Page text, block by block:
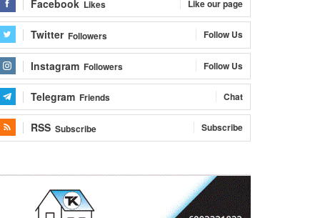
Facebook Likes Like our page
Twitter Followers Follow Us
Instagram Followers Follow Us
Telegram Friends Chat
RSS Subscribe Subscribe